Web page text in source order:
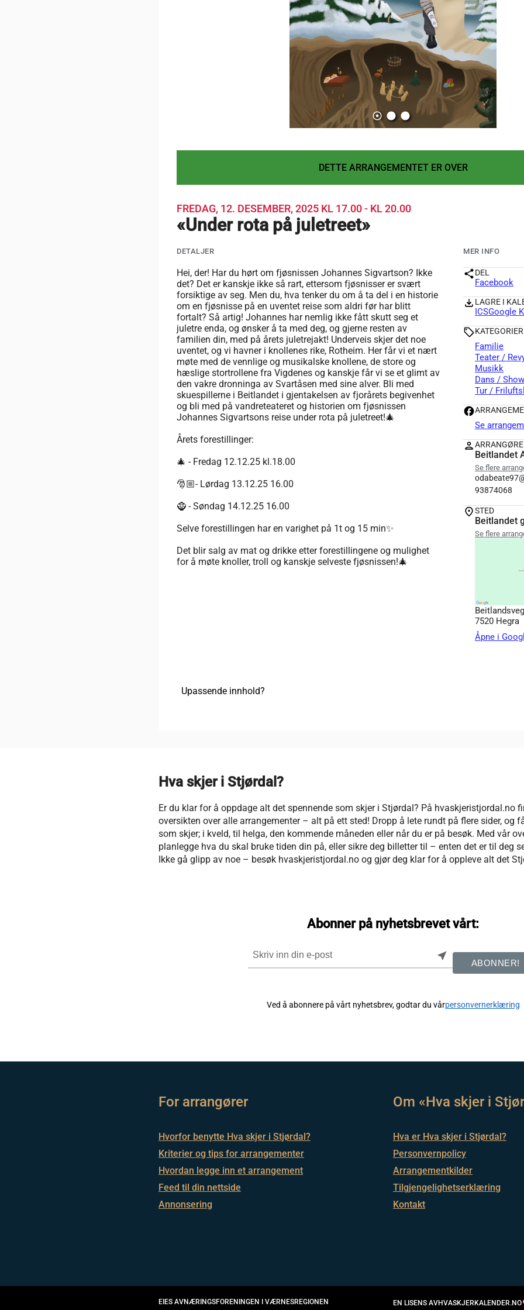
adjust lens lens
DETTE ARRANGEMENTET ER OVER
FREDAG, 12. DESEMBER, 2025 KL 17.00 - KL 20.00
«Under rota på juletreet»
DETALJER
Hei, der! Har du hørt om fjøsnissen Johannes Sigvartson? Ikke
det? Det er kanskje ikke så rart, ettersom fjøsnisser er svært
forsiktige av seg. Men du, hva tenker du om å ta del i en historie
om en fjøsnisse på en uventet reise som aldri før har blitt
fortalt? Så artig! Johannes har nemlig ikke fått skutt seg et
juletre enda, og ønsker å ta med deg, og gjerne resten av
familien din, med på årets juletrejakt! Underveis skjer det noe
uventet, og vi havner i knollenes rike, Rotheim. Her får vi et nært
møte med de vennlige og musikalske knollene, de store og
hæslige stortrollene fra Vigdenes og kanskje får vi se et glimt av
den vakre dronninga av Svartåsen med sine alver. Bli med
skuespillerne i Beitlandet i gjentakelsen av fjorårets begivenhet
og bli med på vandreteateret og historien om fjøsnissen
Johannes Sigvartsons reise under rota på juletreet!🎄
Årets forestillinger:
🎄 - Fredag 12.12.25 kl.18.00
🎅🏼- Lørdag 13.12.25 16.00
🧌 - Søndag 14.12.25 16.00
Selve forestillingen har en varighet på 1t og 15 min✨
Det blir salg av mat og drikke etter forestillingene og mulighet
for å møte knoller, troll og kanskje selveste fjøsnissen!🎄
MER INFO
DEL
Facebook
LAGRE I
ICSGoogle
KATEGORIER
Familie
Teater /
Musikk
Dans / Show
Tur /
Se
Beitlandet
Se flere
93874068
STED
Beitlandet
Se flere
7520 Hegra
Åpne i
Upassende innhold?
Hva skjer i Stjørdal?
Er du klar for å oppdage alt det spennende som skjer i Stjørdal? På hvaskjeristjordal.no
oversikten over alle arrangementer – alt på ett sted! Dropp å lete rundt på flere sider, og
som skjer; i kveld, til helga, den kommende måneden eller når du er på besøk. Med vår
planlegge hva du skal bruke tiden din på, eller sikre deg billetter til – enten det er til deg
Ikke gå glipp av noe – besøk hvaskjeristjordal.no og gjør deg klar for å oppleve alt det
Abonner på nyhetsbrevet vårt:
near_me
ABONNER!
Ved å abonnere på vårt nyhetsbrev, godtar du vårpersonvernerklæring
For arrangører
Hvorfor benytte Hva skjer i Stjørdal?
Kriterier og tips for arrangementer
Hvordan legge inn et arrangement
Feed til din nettside
Annonsering
Om «Hva skjer i
Hva er Hva skjer i Stjørdal?
Personvernpolicy
Arrangementkilder
Tilgjengelighetserklæring
Kontakt
EIES AVNÆRINGSFORENINGEN I VÆRNESREGIONEN EN LISENS AVHVASKJERKALENDER.NO